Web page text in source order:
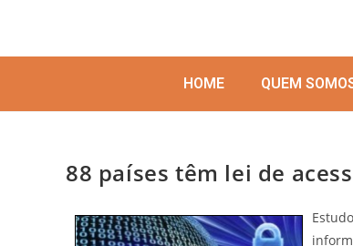
HOME QUEM
88 países têm lei de